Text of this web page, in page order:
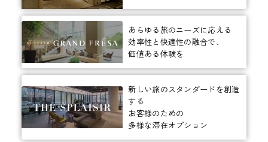
あらゆる旅のニーズに応える
効率性と快適性の融合で、
価値ある体験を
新しい旅のスタンダードを創造
する
お客様のための
多様な滞在オプション